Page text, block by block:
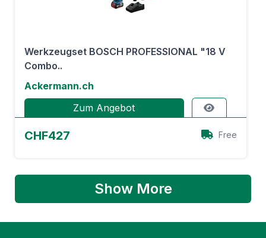
Werkzeugset BOSCH PROFESSIONAL "18 V
Combo..
Ackermann.ch
Zum Angebot
CHF427 Free
Show More